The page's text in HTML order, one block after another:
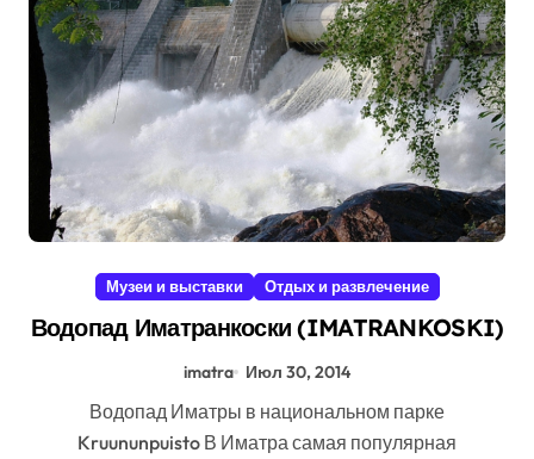
Музеи и выставки Отдых и развлечение
Водопад Иматранкоски (IMATRANKOSKI)
imatra Июл 30, 2014
Водопад Иматры в национальном парке
Kruununpuisto В Иматра самая популярная